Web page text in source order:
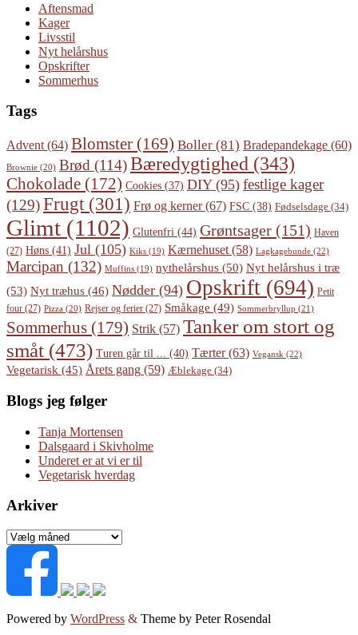
Aftensmad
Kager
Livsstil
Nyt helårshus
Opskrifter
Sommerhus
Tags
Advent (64) Blomster (169) Boller (81) Bradepandekage (60)
Brownie (20) Brød (114)Bæredygtighed (343)
Chokolade (172) Cookies (37) DIY(95) festlige kager
(129)Frugt (301) Frø og kerner(67) FSC (38) Fødselsdage (34)
Glimt (1102) Glutenfri (44) Grøntsager (151) Haven
(27) Høns (41) Jul (105) Kiks (19) Kærnehuset (58) Lagkagebunde (22)
Marcipan (132) Muffins (19) nythelårshus (50) Nyt helårshus i træ
(53) Nyt træhus (46) Nødder (94) Opskrift (694) Petit
four (27) Pizza (20) Rejser og ferier (27) Småkage (49) Sommerbryllup (21)
Sommerhus (179) Strik (57) Tanker om stort og
småt (473) Turen går til ... (40) Tærter(63) Vegansk (22)
Vegetarisk (45) Årets gang (59) Æblekage (34)
Blogs jeg følger
Tanja Mortensen
Dalsgaard i Skivholme
Underet er at vi er til
Vegetarisk hverdag
Arkiver
Arkiver
Powered by WordPress & Theme by Peter Rosendal